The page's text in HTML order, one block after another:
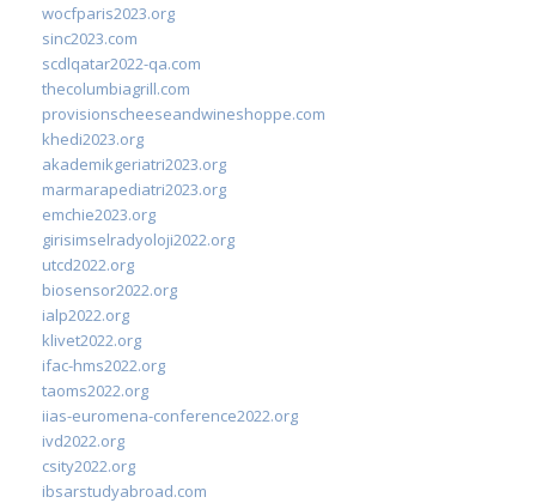
wocfparis2023.org
sinc2023.com
scdlqatar2022-qa.com
thecolumbiagrill.com
provisionscheeseandwineshoppe.com
khedi2023.org
akademikgeriatri2023.org
marmarapediatri2023.org
emchie2023.org
girisimselradyoloji2022.org
utcd2022.org
biosensor2022.org
ialp2022.org
klivet2022.org
ifac-hms2022.org
taoms2022.org
iias-euromena-conference2022.org
ivd2022.org
csity2022.org
ibsarstudyabroad.com